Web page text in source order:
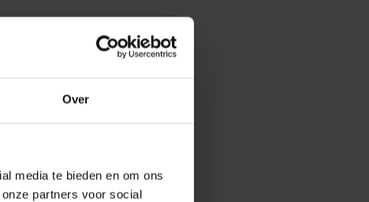
Over
media te bieden en om ons
partners voor social